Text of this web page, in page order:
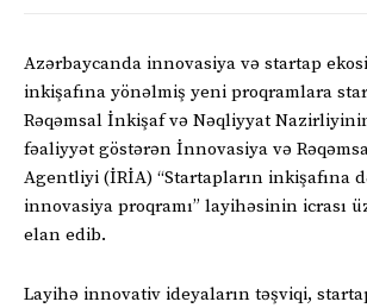
Azərbaycanda innovasiya və startap
inkişafına yönəlmiş yeni proqramlara
Rəqəmsal İnkişaf və Nəqliyyat
fəaliyyət göstərən İnnovasiya və
Agentliyi (İRİA) “Startapların inkişafına
innovasiya proqramı” layihəsinin icrası
elan edib.
Layihə innovativ ideyaların təşviqi,